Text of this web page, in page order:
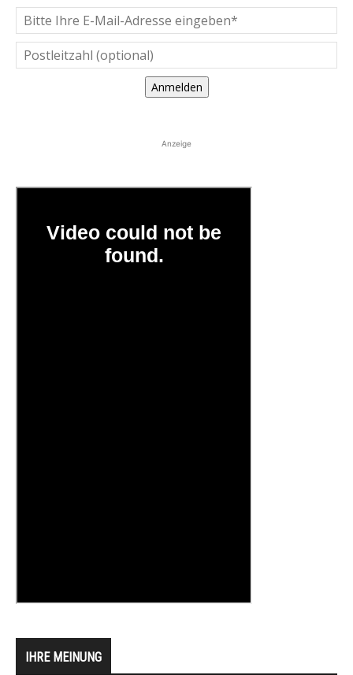
Anmelden
Anzeige
IHRE MEINUNG